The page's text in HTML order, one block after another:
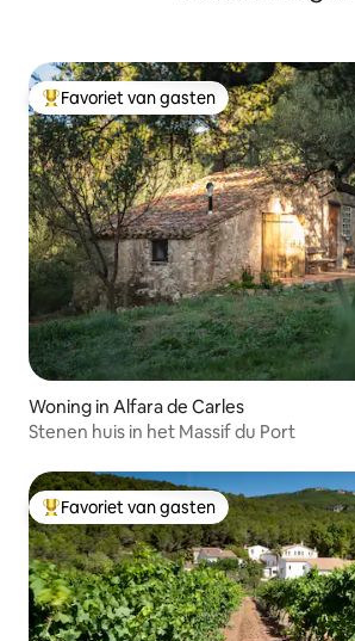
Topfavoriet van gasten
Favoriet van gasten
Woning in Alfara de Carles
Stenen huis in het Massif du Port
Topfavoriet van gasten
Favoriet van gasten